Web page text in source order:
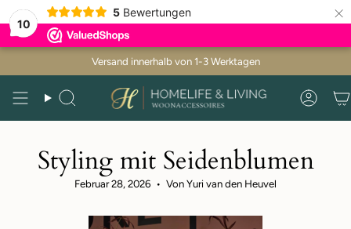
10
5 Bewertungen ×
Zum
Versand innerhalb von 1-3 Werktagen
Suche
Styling mit Seidenblumen
Februar 28, 2026 Von Yuri van den Heuvel